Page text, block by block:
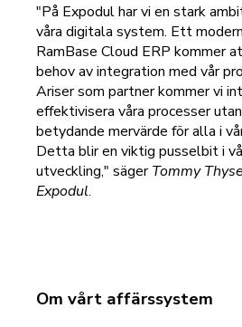
"På Expodul har vi en stark
våra digitala system. Ett
RamBase Cloud ERP kommer
behov av integration med vår
Ariser som partner kommer vi
effektivisera våra processer
betydande mervärde för alla i
Detta blir en viktig pusselbit i
utveckling," sägerTommy
Expodul.
Om vårt affärssystem